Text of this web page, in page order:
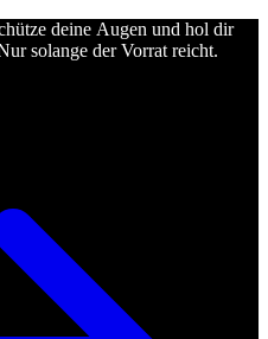
deine Augen und hol dir
solange der Vorrat reicht.